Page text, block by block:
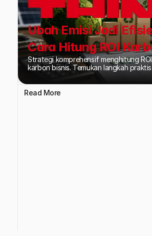
Ubah Emisi Jadi
Cara Hitung ROI
Strategi komprehensif menghitung
karbon bisnis. Temukan langkah
efisiensi energi dan tingkatkan daya
perusahaan di pasar global.
Read More